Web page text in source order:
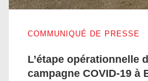
COMMUNIQUÉ DE PRESSE
L’étape opérationnelle
campagne COVID-19 à